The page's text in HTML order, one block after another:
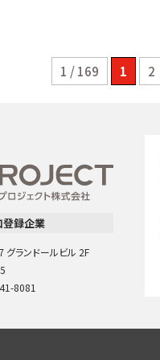
1 / 169 1 2
録企業
ランドールビル 2F
8081